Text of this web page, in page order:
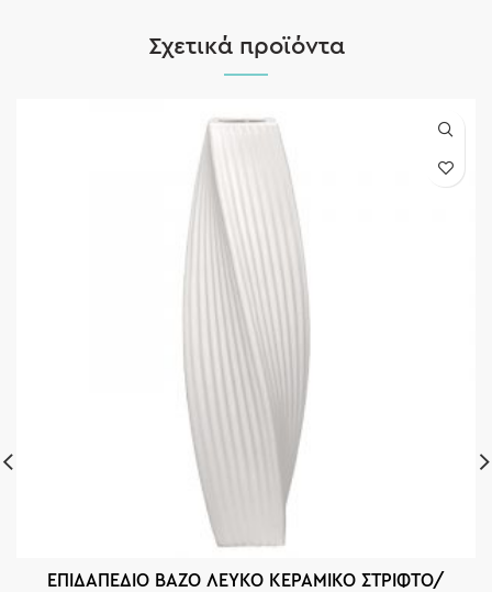
Σχετικά προϊόντα
ΕΠΙΔΑΠΕΔΙΟ ΒΑΖΟ ΛΕΥΚΟ ΚΕΡΑΜΙΚΟ ΣΤΡΙΦΤΟ/